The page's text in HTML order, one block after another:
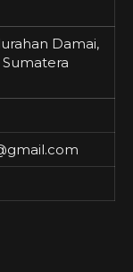
Damai,